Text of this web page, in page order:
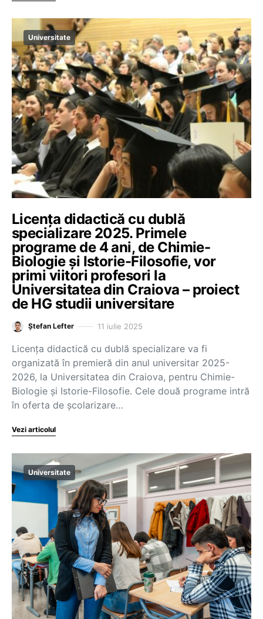
Universitate
Licența didactică cu dublă
specializare 2025. Primele
programe de 4 ani, de Chimie-
Biologie și Istorie-Filosofie, vor
primi viitori profesori la
Universitatea din Craiova – proiect
de HG studii universitare
Ștefan Lefter 11 iulie 2025
Licența didactică cu dublă specializare va fi
organizată în premieră din anul universitar 2025-
2026, la Universitatea din Craiova, pentru Chimie-
Biologie și Istorie-Filosofie. Cele două programe intră
în oferta de școlarizare…
Vezi articolul
Universitate